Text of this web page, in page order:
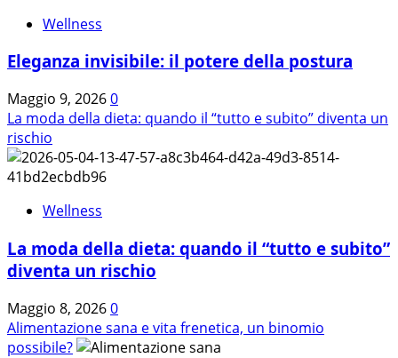
bellezza
pelle
a
tavola.
Wellness
Eleganza invisibile: il potere della postura
Maggio 9, 20260
La moda della dieta: quando il “tutto e subito” diventa un
rischio
Wellness
La moda della dieta: quando il “tutto e subito”
diventa un rischio
Maggio 8, 20260
Alimentazione sana e vita frenetica, un binomio
possibile?